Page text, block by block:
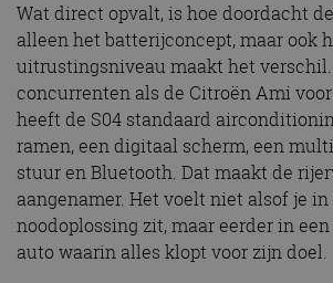
Wat direct opvalt, is hoe doordacht
alleen het batterijconcept, maar ook
uitrustingsniveau maakt het verschil.
concurrenten als de Citroën Ami
heeft de S04 standaard
ramen, een digitaal scherm, een
stuur en Bluetooth. Dat maakt de
aangenamer. Het voelt niet alsof je in
noodoplossing zit, maar eerder in
auto waarin alles klopt voor zijn doel.